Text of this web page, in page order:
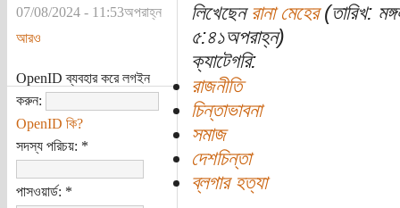
07/08/2024 - 11:53অপরাহ্ন
আরও
OpenID ব্যবহার করে লগইন
করুন:
OpenID কি?
সদস্য পরিচয়: *
পাসওয়ার্ড: *
লিখেছেন রানা মেহের(তারিখ:
৫:৪১অপরাহ্ন)
ক্যাটেগরি:
রাজনীতি
চিন্তাভাবনা
সমাজ
দেশচিন্তা
ব্লগার হত্যা